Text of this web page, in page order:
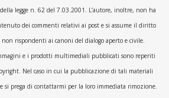
legge n. 62 del 7.03.2001. L’autore, inoltre, non ha
dei commenti relativi ai post e si assume il diritto
rispondenti ai canoni del dialogo aperto e civile.
e i prodotti multimediali pubblicati sono reperiti
Nel caso in cui la pubblicazione di tali materiali
si prega di contattarmi per la loro immediata rimozione.